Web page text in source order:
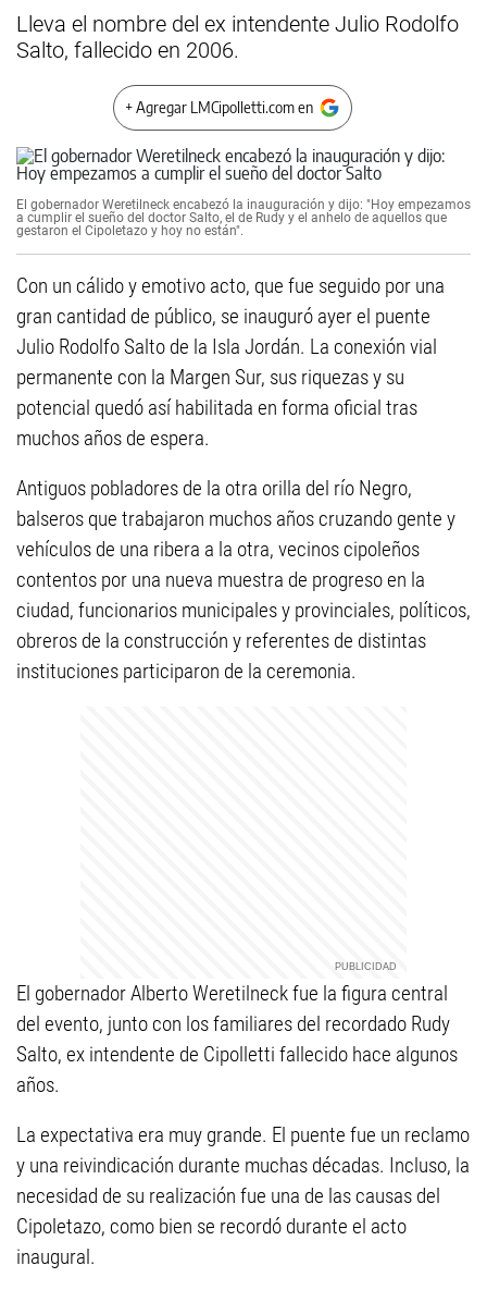
Lleva el nombre del ex intendente Julio Rodolfo
Salto, fallecido en 2006.
+ Agregar LMCipolletti.com en
El gobernador Weretilneck encabezó la inauguración y dijo: "Hoy empezamos
a cumplir el sueño del doctor Salto, el de Rudy y el anhelo de aquellos que
gestaron el Cipoletazo y hoy no están".
Con un cálido y emotivo acto, que fue seguido por una
gran cantidad de público, se inauguró ayer el puente
Julio Rodolfo Salto de la Isla Jordán. La conexión vial
permanente con la Margen Sur, sus riquezas y su
potencial quedó así habilitada en forma oficial tras
muchos años de espera.
Antiguos pobladores de la otra orilla del río Negro,
balseros que trabajaron muchos años cruzando gente y
vehículos de una ribera a la otra, vecinos cipoleños
contentos por una nueva muestra de progreso en la
ciudad, funcionarios municipales y provinciales, políticos,
obreros de la construcción y referentes de distintas
instituciones participaron de la ceremonia.
El gobernador Alberto Weretilneck fue la figura central
del evento, junto con los familiares del recordado Rudy
Salto, ex intendente de Cipolletti fallecido hace algunos
años.
La expectativa era muy grande. El puente fue un reclamo
y una reivindicación durante muchas décadas. Incluso, la
necesidad de su realización fue una de las causas del
Cipoletazo, como bien se recordó durante el acto
inaugural.